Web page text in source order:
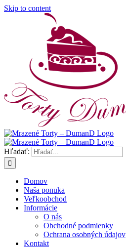
Skip to content
Hľadať:
Domov
Naša ponuka
Veľkoobchod
Informácie
O nás
Obchodné podmienky
Ochrana osobných údajov
Kontakt